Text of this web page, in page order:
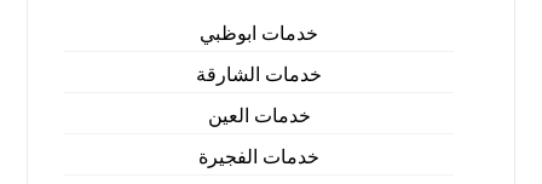
خدمات ابوظبي
خدمات الشارقة
خدمات العين
خدمات الفجيرة